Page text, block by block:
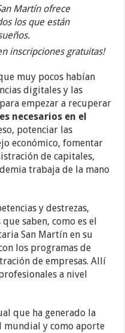
Martín ofrece
los que están
inscripciones gratuitas!
muy pocos habían
digitales y las
empezar a recuperar
necesarios en el
potenciar las
económico, fomentar
de capitales,
trabaja de la mano
y destrezas,
saben, como es el
San Martín en su
los programas de
de empresas. Allí
a nivel
que ha generado la
mundial y como aporte